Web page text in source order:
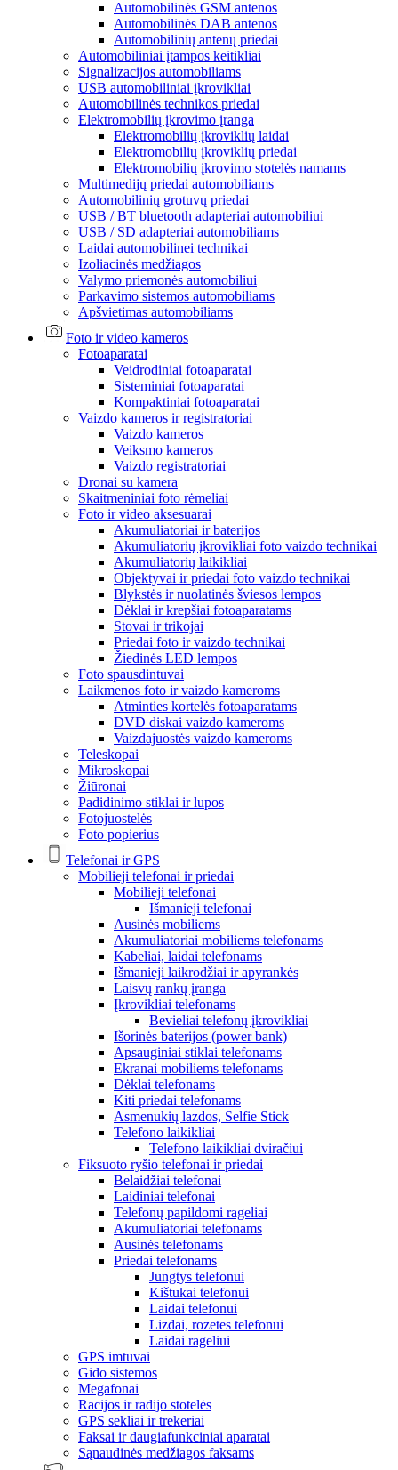
Automobilinės GSM antenos
Automobilinės DAB antenos
Automobilinių antenų priedai
Automobiliniai įtampos keitikliai
Signalizacijos automobiliams
USB automobiliniai įkrovikliai
Automobilinės technikos priedai
Elektromobilių įkrovimo įranga
Elektromobilių įkroviklių laidai
Elektromobilių įkroviklių priedai
Elektromobilių įkrovimo stotelės namams
Multimedijų priedai automobiliams
Automobilinių grotuvų priedai
USB / BT bluetooth adapteriai automobiliui
USB / SD adapteriai automobiliams
Laidai automobilinei technikai
Izoliacinės medžiagos
Valymo priemonės automobiliui
Parkavimo sistemos automobiliams
Apšvietimas automobiliams
Foto ir video kameros
Fotoaparatai
Veidrodiniai fotoaparatai
Sisteminiai fotoaparatai
Kompaktiniai fotoaparatai
Vaizdo kameros ir registratoriai
Vaizdo kameros
Veiksmo kameros
Vaizdo registratoriai
Dronai su kamera
Skaitmeniniai foto rėmeliai
Foto ir video aksesuarai
Akumuliatoriai ir baterijos
Akumuliatorių įkrovikliai foto vaizdo technikai
Akumuliatorių laikikliai
Objektyvai ir priedai foto vaizdo technikai
Blykstės ir nuolatinės šviesos lempos
Dėklai ir krepšiai fotoaparatams
Stovai ir trikojai
Priedai foto ir vaizdo technikai
Žiedinės LED lempos
Foto spausdintuvai
Laikmenos foto ir vaizdo kameroms
Atminties kortelės fotoaparatams
DVD diskai vaizdo kameroms
Vaizdajuostės vaizdo kameroms
Teleskopai
Mikroskopai
Žiūronai
Padidinimo stiklai ir lupos
Fotojuostelės
Foto popierius
Telefonai ir GPS
Mobilieji telefonai ir priedai
Mobilieji telefonai
Išmanieji telefonai
Ausinės mobiliems
Akumuliatoriai mobiliems telefonams
Kabeliai, laidai telefonams
Išmanieji laikrodžiai ir apyrankės
Laisvų rankų įranga
Įkrovikliai telefonams
Bevieliai telefonų įkrovikliai
Išorinės baterijos (power bank)
Apsauginiai stiklai telefonams
Ekranai mobiliems telefonams
Dėklai telefonams
Kiti priedai telefonams
Asmenukių lazdos, Selfie Stick
Telefono laikikliai
Telefono laikikliai dviračiui
Fiksuoto ryšio telefonai ir priedai
Belaidžiai telefonai
Laidiniai telefonai
Telefonų papildomi rageliai
Akumuliatoriai telefonams
Ausinės telefonams
Priedai telefonams
Jungtys telefonui
Kištukai telefonui
Laidai telefonui
Lizdai, rozetes telefonui
Laidai rageliui
GPS imtuvai
Gido sistemos
Megafonai
Racijos ir radijo stotelės
GPS sekliai ir trekeriai
Faksai ir daugiafunkciniai aparatai
Sąnaudinės medžiagos faksams